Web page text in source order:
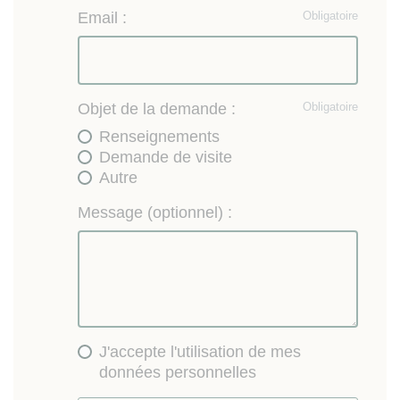
Obligatoire
Email :
Obligatoire
Objet de la demande :
Renseignements
Demande de visite
Autre
Message (optionnel) :
J'accepte l'utilisation de mes
données personnelles